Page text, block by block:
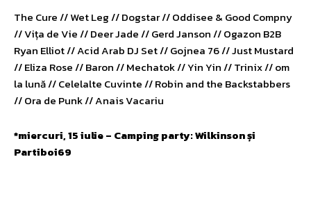
The Cure // Wet Leg // Dogstar // Oddisee & Good Compny
// Vița de Vie // Deer Jade // Gerd Janson // Ogazon B2B
Ryan Elliot // Acid Arab DJ Set // Gojnea 76 // Just Mustard
// Eliza Rose // Baron // Mechatok // Yin Yin // Trinix // om
la lună // Celelalte Cuvinte // Robin and the Backstabbers
// Ora de Punk // Anais Vacariu
*miercuri, 15 iulie – Camping party: Wilkinson și
Partiboi69